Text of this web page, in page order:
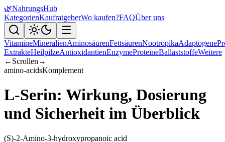
🌿NahrungsHub
KategorienKaufratgeberWo kaufen?FAQÜber uns
VitamineMineralienAminosäurenFettsäurenNootropikaAdaptogene
ExtrakteHeilpilzeAntioxidantienEnzymeProteineBallaststoffeWeitere
← Scrollen →
amino-acidsKomplement
L-Serin: Wirkung, Dosierung
und Sicherheit im Überblick
(S)-2-Amino-3-hydroxypropanoic acid